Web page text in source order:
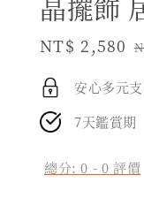
Sale
NT$ 2,580
安心多元
7天鑑賞期
總分:0 - 0 評價